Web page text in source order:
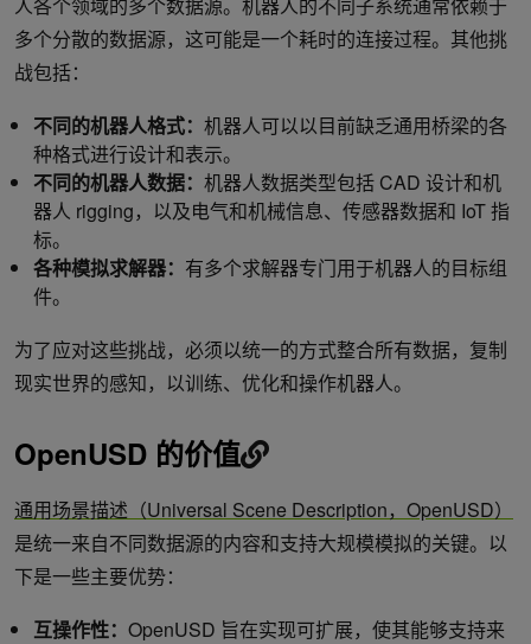
多个分散的数据源，这可能是一个耗时的连接过程。其他挑
战包括：
不同的机器人格式： 机器人可以以目前缺乏通用桥梁的各
种格式进行设计和表示。
不同的机器人数据： 机器人数据类型包括 CAD 设计和机
器人 rigging，以及电气和机械信息、传感器数据和 IoT 指
标。
各种模拟求解器： 有多个求解器专门用于机器人的目标组
件。
为了应对这些挑战，必须以统一的方式整合所有数据，复制
现实世界的感知，以训练、优化和操作机器人。
OpenUSD 的价值
通用场景描述（Universal Scene Description，OpenUSD）
是统一来自不同数据源的内容和支持大规模模拟的关键。以
下是一些主要优势：
互操作性： OpenUSD 旨在实现可扩展，使其能够支持来